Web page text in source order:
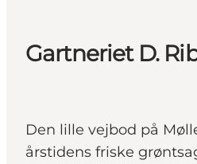
Gartneriet D.
Den lille vejbod på
årstidens friske